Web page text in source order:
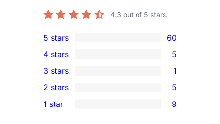
4.3 out of 5 stars.
60
5-
star
reviews
5 stars 60
4-
star
reviews
4 stars 5
1
3-
star
3 stars 1
2-
2 stars 5
1 star 9